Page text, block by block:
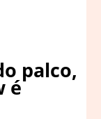
palco,
é